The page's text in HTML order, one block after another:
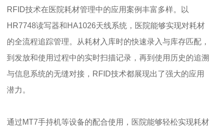
RFID技术在医院耗材管理中的应用案例丰富多样。以
HR7748读写器和HA1026天线系统，医院能够实现对耗材
的全流程追踪管理。从耗材入库时的快速录入与库存匹配，
到发放和使用过程中的实时扫描记录，再到使用历史的追溯
与信息系统的无缝对接，RFID技术都展现出了强大的应用
潜力。
通过MT7手持机等设备的配合使用，医院能够轻松实现耗材